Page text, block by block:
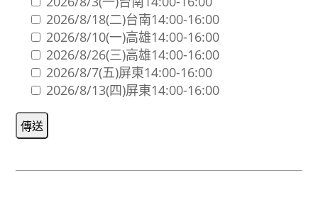
2026/8/18(二)台南14:00-16:00
2026/8/10(一)高雄14:00-16:00
2026/8/26(三)高雄14:00-16:00
2026/8/7(五)屏東14:00-16:00
2026/8/13(四)屏東14:00-16:00